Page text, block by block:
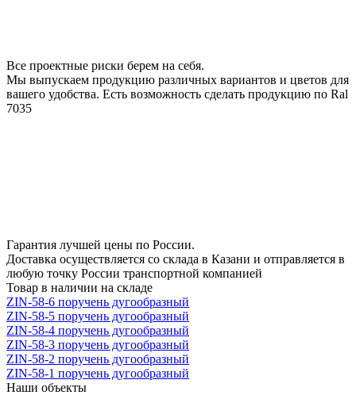
Все проектные риски берем на себя.
Мы выпускаем продукцию различных вариантов и цветов для
вашего удобства. Есть возможность сделать продукцию по Ral
7035
Гарантия лучшей цены по России.
Доставка осуществляется со склада в Казани и отправляется в
любую точку России транспортной компанией
Товар в наличии на складе
ZIN-58-6 поручень дугообразный
ZIN-58-5 поручень дугообразный
ZIN-58-4 поручень дугообразный
ZIN-58-3 поручень дугообразный
ZIN-58-2 поручень дугообразный
ZIN-58-1 поручень дугообразный
Наши объекты